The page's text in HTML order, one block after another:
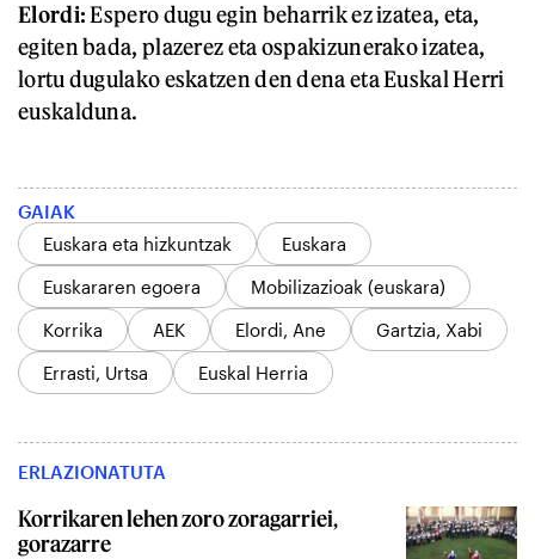
Elordi:Espero dugu egin beharrik ez izatea, eta,
egiten bada, plazerez eta ospakizunerako izatea,
lortu dugulako eskatzen den dena eta Euskal Herri
euskalduna.
GAIAK
Euskara eta hizkuntzak
Euskara
Euskararen egoera
Mobilizazioak (euskara)
Korrika
AEK Elordi, Ane
Gartzia, Xabi
Errasti, Urtsa
Euskal Herria
ERLAZIONATUTA
Korrikaren lehen zoro zoragarriei,
gorazarre